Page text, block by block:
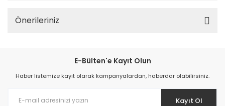
Önerileriniz
E-Bülten'e Kayıt Olun
Haber listemize kayıt olarak kampanyalardan, haberdar olabilirsiniz.
Kayıt Ol